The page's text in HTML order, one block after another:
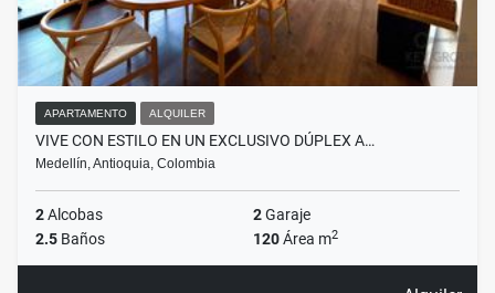
APARTAMENTO ALQUILER
VIVE CON ESTILO EN UN EXCLUSIVO DÚPLEX A…
Medellín, Antioquia, Colombia
2Alcobas 2Garaje
2.5 Baños 120Área m2